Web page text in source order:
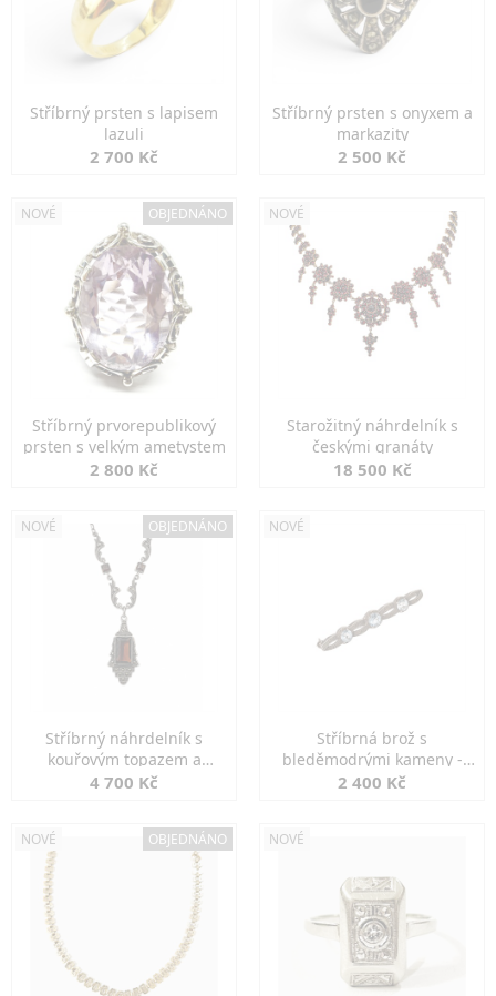
Stříbrný prsten s lapisem
lazuli
2 700 Kč
Stříbrný prsten s onyxem a
markazity
2 500 Kč
NOVÉ OBJEDNÁNO
Stříbrný prvorepublikový
prsten s velkým ametystem
2 800 Kč
NOVÉ
Starožitný náhrdelník s
českými granáty
18 500 Kč
NOVÉ OBJEDNÁNO
Stříbrný náhrdelník s
kouřovým topazem a
markazity
4 700 Kč
NOVÉ
Stříbrná brož s
bleděmodrými kameny -
jemná elegance
2 400 Kč
NOVÉ OBJEDNÁNO NOVÉ